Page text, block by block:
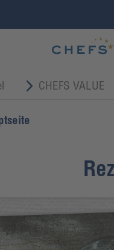
CHEFS VALUE